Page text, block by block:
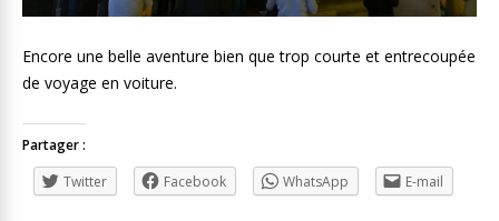
Encore une belle aventure bien que trop courte et entrecoupée
de voyage en voiture.
Partager :
Twitter
Facebook WhatsApp E-mail